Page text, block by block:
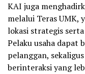
KAI juga
melalui Teras UMK,
lokasi strategis
Pelaku usaha dapat
pelanggan,
berinteraksi yang